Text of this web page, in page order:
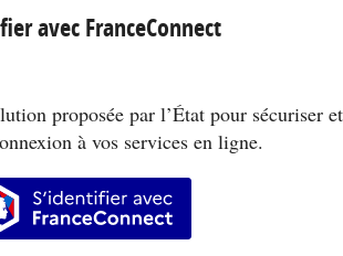
avec FranceConnect
proposée par l’État pour sécuriser et
à vos services en ligne.
S’identifier avec FranceConnect